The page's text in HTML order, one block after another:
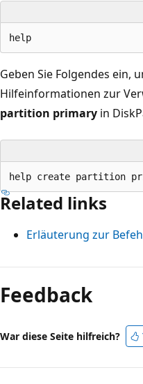
Geben Sie Folgendes ein,
Hilfeinformationen zur
partition primary in
Related links
Erläuterung zur
Lesemodus
deaktiviert
Feedback
War diese Seite hilfreich?